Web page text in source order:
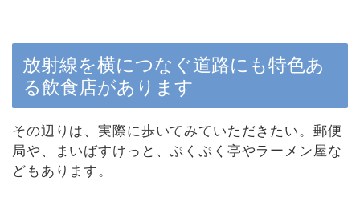
放射線を横につなぐ道路にも特色あ
る飲食店があります
その辺りは、実際に歩いてみていただきたい。郵便
局や、まいばすけっと、ぷくぷく亭やラーメン屋な
どもあります。